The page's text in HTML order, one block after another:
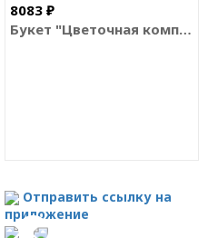
8083 ₽
Букет "Цветочная композиция"
Отправить ссылку на
приложение